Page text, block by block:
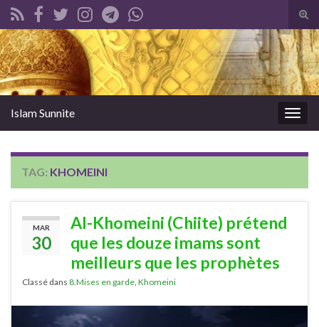
Search for:
Islam Sunnite
TAG: KHOMEINI
MAR
30
Al-Khomeini (Chiite) prétend
que les douze imams sont
meilleurs que les prophètes
Classé dans 8.Mises en garde Khomeini